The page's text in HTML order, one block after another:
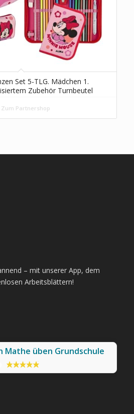
Set 5-TLG. Mädchen 1.
Zubehör Turnbeutel
Zum Partnershop
– mit unserer App, dem
Arbeitsblättern!
Mathe üben Grundschule